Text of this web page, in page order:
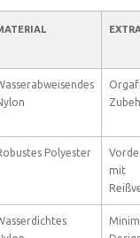
Polyester
mit